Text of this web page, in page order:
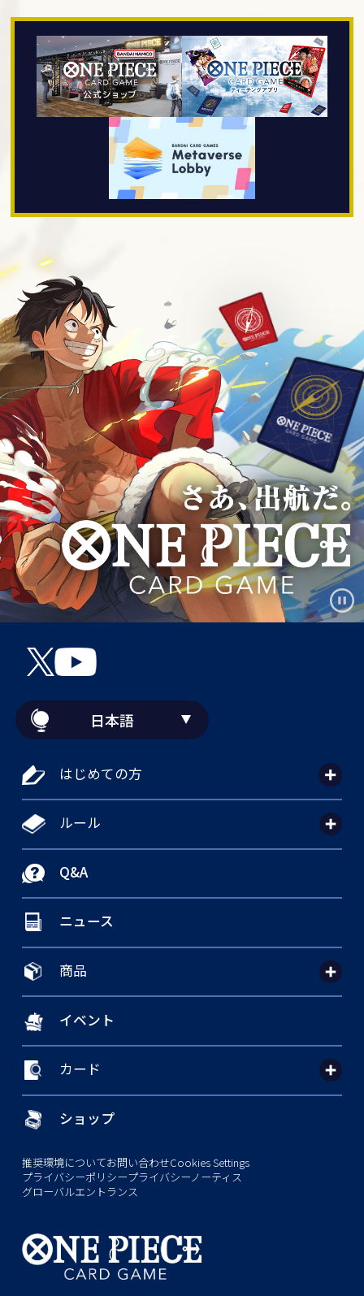
日本語
はじめての方
ルール
Q&A
ニュース
商品
イベント
カード
ショップ
推奨環境についてお問い合わせCookies Settings
プライバシーポリシープライバシーノーティス
グローバルエントランス